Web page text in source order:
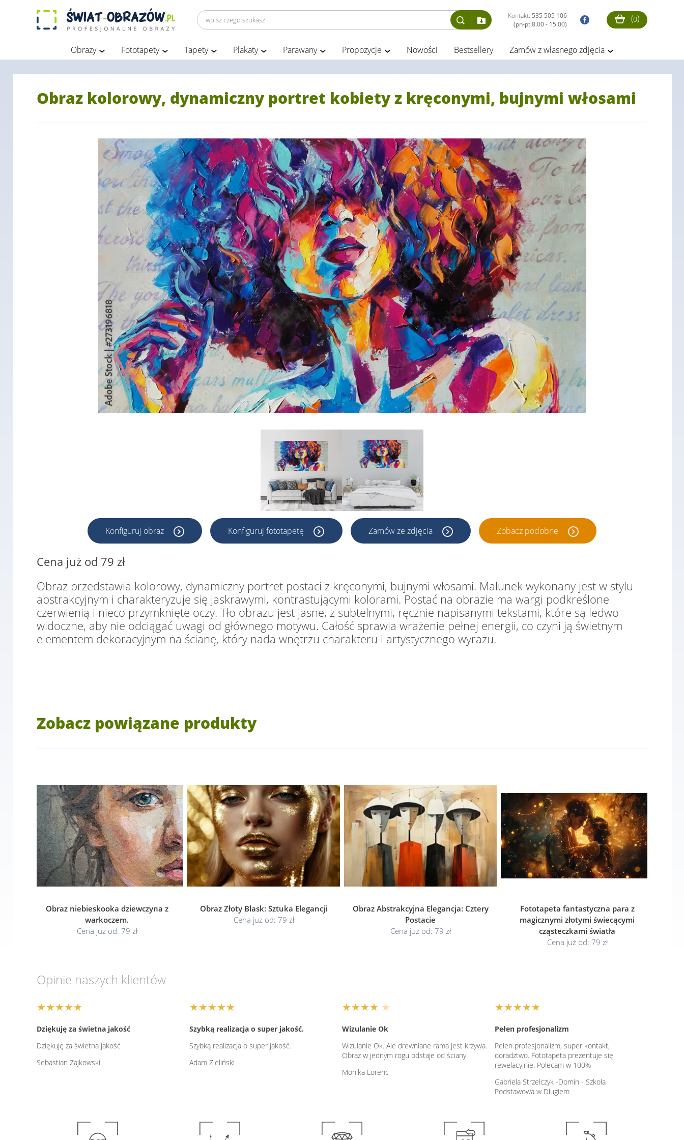
Kontakt: 535 505 106
(pn-pt 8.00 - 15.00)
(0)
Obrazy Fototapety Tapety Plakaty Parawany Propozycje Nowości Bestsellery Zamów z własnego zdjęcia
Obraz kolorowy, dynamiczny portret kobiety z kręconymi, bujnymi włosami
Konfiguruj obraz Konfiguruj fototapetę Zamów ze zdjęcia Zobacz podobne
Cena już od 79 zł
Obraz przedstawia kolorowy, dynamiczny portret postaci z kręconymi, bujnymi włosami. Malunek wykonany jest w stylu
abstrakcyjnym i charakteryzuje się jaskrawymi, kontrastującymi kolorami. Postać na obrazie ma wargi podkreślone
czerwienią i nieco przymknięte oczy. Tło obrazu jest jasne, z subtelnymi, ręcznie napisanymi tekstami, które są ledwo
widoczne, aby nie odciągać uwagi od głównego motywu. Całość sprawia wrażenie pełnej energii, co czyni ją świetnym
elementem dekoracyjnym na ścianę, który nada wnętrzu charakteru i artystycznego wyrazu.
Zobacz powiązane produkty
Obraz niebieskooka dziewczyna z
warkoczem.
Cena już od: 79 zł
Obraz Złoty Blask: Sztuka Elegancji
Cena już od: 79 zł
Obraz Abstrakcyjna Elegancja: Cztery
Postacie
Cena już od: 79 zł
Fototapeta fantastyczna para z
magicznymi złotymi świecącymi
cząsteczkami światła
Cena już od: 79 zł
Opinie naszych klientów
★★★★★
Dziękuję za świetna jakość
Dziękuję za świetna jakość
Sebastian Zajkowski
★★★★★
Szybką realizacja o super jakość.
Szybką realizacja o super jakość.
Adam Zieliński
★★★★ ★
Wizulanie Ok
Wizulanie Ok. Ale drewniane rama jest krzywa.
Obraz w jednym rogu odstaje od ściany
Monika Lorenc
★★★★★
Pełen profesjonalizm
Pełen profesjonalizm, super kontakt,
doradztwo. Fototapeta prezentuje się
rewelacyjnie. Polecam w 100%
Gabriela Strzelczyk -Domin - Szkoła
Podstawowa w Długiem